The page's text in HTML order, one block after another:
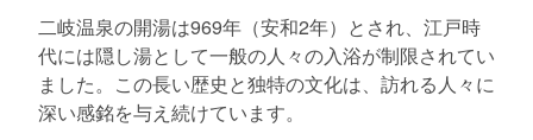
二岐温泉の開湯は969年（安和2年）とされ、江戸時
代には隠し湯として一般の人々の入浴が制限されてい
ました。この長い歴史と独特の文化は、訪れる人々に
深い感銘を与え続けています。